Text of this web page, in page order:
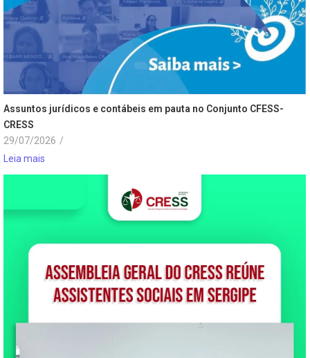
Assuntos jurídicos e contábeis em pauta no Conjunto CFESS-
CRESS
29/07/2026 /
Leia mais